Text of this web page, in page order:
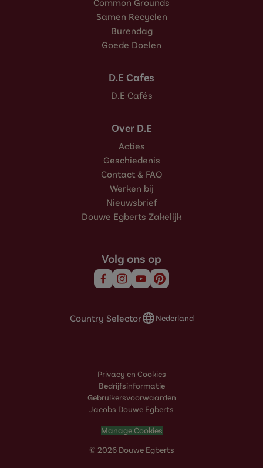
Samen Recyclen
Burendag
Goede Doelen
D.E Cafes
D.E Cafés
Over D.E
Acties
Geschiedenis
Contact & FAQ
Werken bij
Nieuwsbrief
Douwe Egberts Zakelijk
Volg ons op
Country Selector Nederland
Privacy en Cookies
Bedrijfsinformatie
Gebruikersvoorwaarden
Jacobs Douwe Egberts
Manage Cookies
© 2026 Douwe Egberts